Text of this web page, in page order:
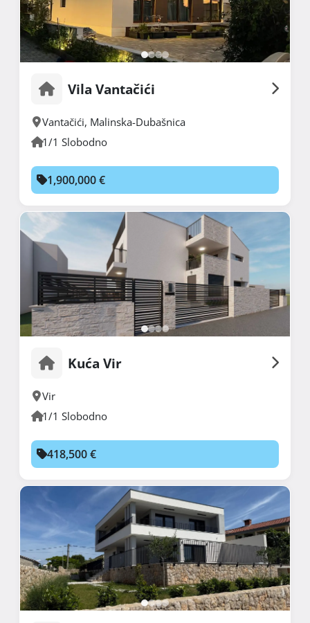
Vila Vantačići
Vantačići, Malinska-Dubašnica
1/1 Slobodno
1,900,000 €
Kuća Vir
Vir
1/1 Slobodno
418,500 €